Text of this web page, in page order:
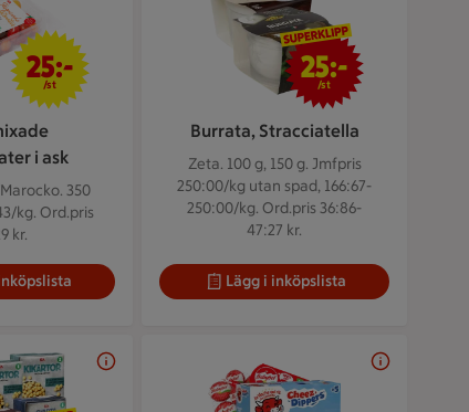
i ask
350
kg. Ord.pris
kr.
25 kr/st
25:-
/st
Burrata, Stracciatella
Zeta. 100 g, 150 g. Jmfpris
250:00/kg utan spad, 166:67-
250:00/kg. Ord.pris 36:86-
47:27 kr.
25 kr/st
25:-
/st
Lägg i inköpslista